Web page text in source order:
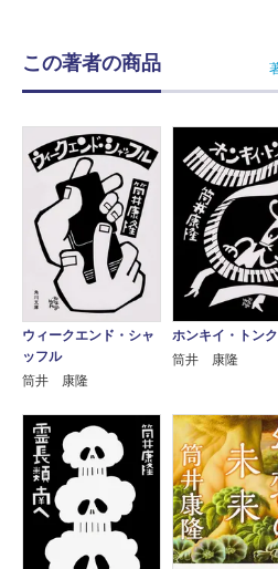
この著者の商品
ウィークエンド・シャ
ッフル
筒井 康隆
ホンキイ・トンク
筒井 康隆